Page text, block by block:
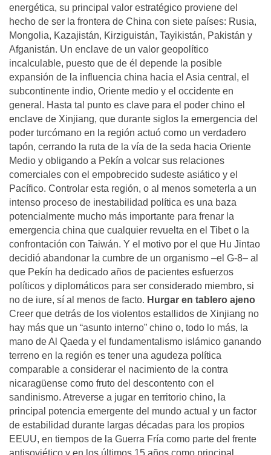
energética, su principal valor estratégico proviene del
hecho de ser la frontera de China con siete países: Rusia,
Mongolia, Kazajistán, Kirziguistán, Tayikistán, Pakistán y
Afganistán. Un enclave de un valor geopolítico
incalculable, puesto que de él depende la posible
expansión de la influencia china hacia el Asia central, el
subcontinente indio, Oriente medio y el occidente en
general. Hasta tal punto es clave para el poder chino el
enclave de Xinjiang, que durante siglos la emergencia del
poder turcómano en la región actuó como un verdadero
tapón, cerrando la ruta de la vía de la seda hacia Oriente
Medio y obligando a Pekín a volcar sus relaciones
comerciales con el empobrecido sudeste asiático y el
Pacífico. Controlar esta región, o al menos someterla a un
intenso proceso de inestabilidad política es una baza
potencialmente mucho más importante para frenar la
emergencia china que cualquier revuelta en el Tibet o la
confrontación con Taiwán. Y el motivo por el que Hu Jintao
decidió abandonar la cumbre de un organismo –el G-8– al
que Pekín ha dedicado años de pacientes esfuerzos
políticos y diplomáticos para ser considerado miembro, si
no de iure, sí al menos de facto. Hurgar en tablero ajeno
Creer que detrás de los violentos estallidos de Xinjiang no
hay más que un “asunto interno” chino o, todo lo más, la
mano de Al Qaeda y el fundamentalismo islámico ganando
terreno en la región es tener una agudeza política
comparable a considerar el nacimiento de la contra
nicaragüense como fruto del descontento con el
sandinismo. Atreverse a jugar en territorio chino, la
principal potencia emergente del mundo actual y un factor
de estabilidad durante largas décadas para los propios
EEUU, en tiempos de la Guerra Fría como parte del frente